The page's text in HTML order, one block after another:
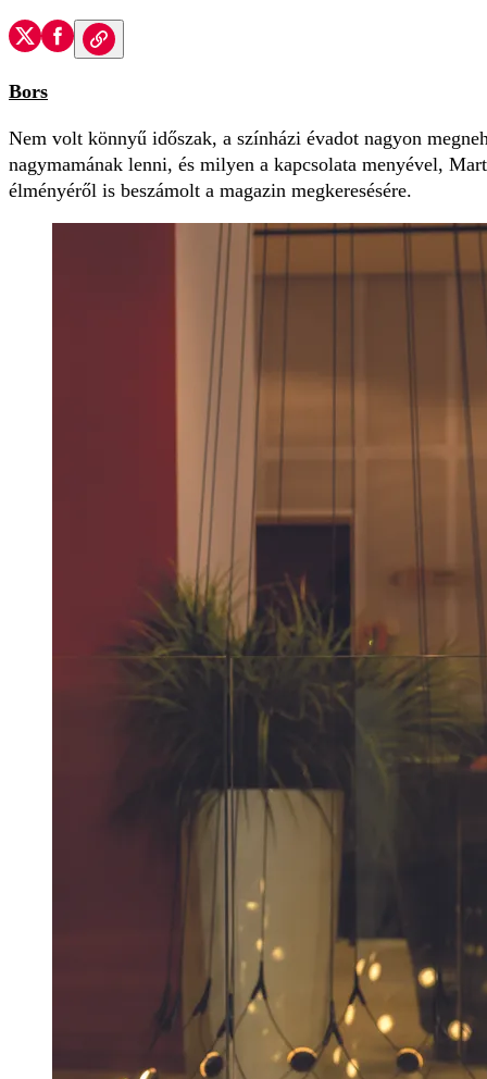
Bors
Nem volt könnyű időszak, a színházi évadot nagyon
nagymamának lenni, és milyen a kapcsolata menyével,
élményéről is beszámolt a magazin megkeresésére.